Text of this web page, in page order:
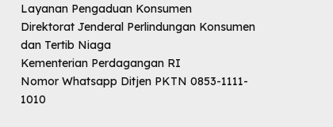
Layanan Pengaduan Konsumen
Direktorat Jenderal Perlindungan Konsumen
dan Tertib Niaga
Kementerian Perdagangan RI
Nomor Whatsapp Ditjen PKTN 0853-1111-
1010